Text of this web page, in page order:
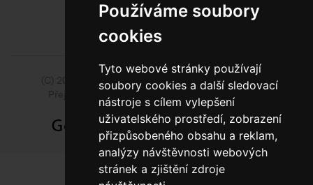
Používáme soubory
cookies
Tyto webové stránky používají
soubory cookies a další sledovací
nástroje s cílem vylepšení
uživatelského prostředí, zobrazení
přizpůsobeného obsahu a reklam,
analýzy návštěvnosti webových
stránek a zjištění zdroje
(C) 2014 - 2026 Model Obaly a.s.,
ISSA CZECH s.r.o.
Přejít na slovenskou pobočku Model Pack Shop